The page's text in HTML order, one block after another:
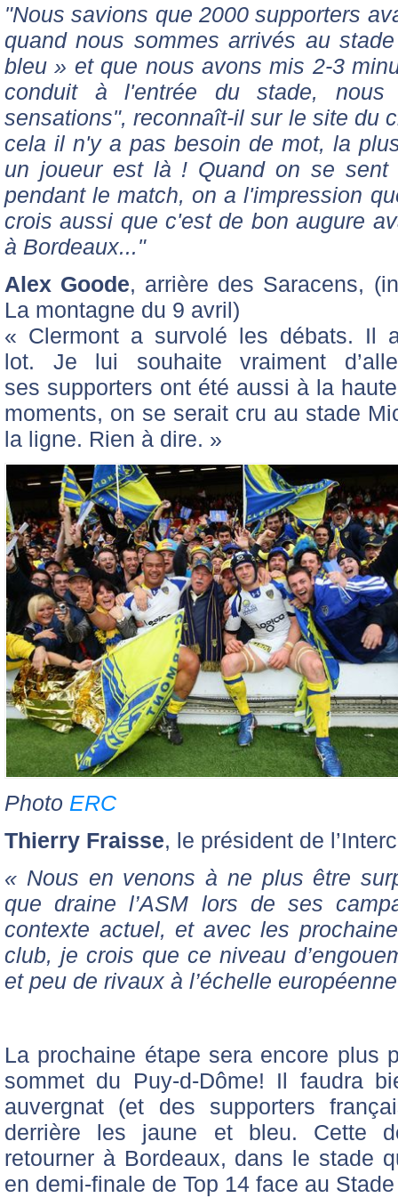
"Nous savions que 2000 supporters
quand nous sommes arrivés au
bleu » et que nous avons mis 2-3
conduit à l'entrée du stade, nous
sensations", reconnaît-il sur le site du
cela il n'y a pas besoin de mot, la
un joueur est là ! Quand on se
pendant le match, on a l'impression
crois aussi que c'est de bon augure
à Bordeaux..."
Alex Goode, arrière des Saracens,
La montagne du 9 avril)
« Clermont a survolé les débats. Il
lot. Je lui souhaite vraiment
ses supporters ont été aussi à la
moments, on se serait cru au stade
la ligne. Rien à dire. »
Photo ERC
Thierry Fraisse, le président de
« Nous en venons à ne plus être
que draine l’ASM lors de ses
contexte actuel, et avec les
club, je crois que ce niveau
et peu de rivaux à l’échelle
La prochaine étape sera encore plus
sommet du Puy-d-Dôme! Il faudra
auvergnat (et des supporters
derrière les jaune et bleu. Cette
retourner à Bordeaux, dans le stade
en demi-finale de Top 14 face au